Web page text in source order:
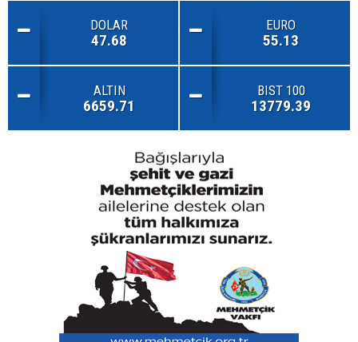
DOLAR
47.68
EURO
55.13
ALTIN
6659.71
BIST 100
13779.39